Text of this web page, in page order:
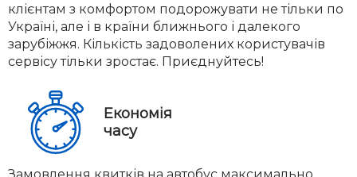
клієнтам з комфортом подорожувати не тільки по
Україні, але і в країни ближнього і далекого
зарубіжжя. Кількість задоволених користувачів
сервісу тільки зростає. Приєднуйтесь!
Економія
часу